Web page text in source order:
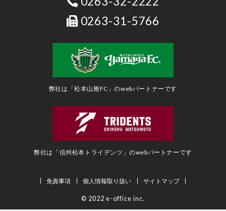
0263-31-5766
弊社は「松本山雅FC」のwebパートナーです
弊社は「信州松本トライデンツ」のwebパートナーです
免責事項 個人情報取り扱い サイトマップ
© 2022 e-office inc.